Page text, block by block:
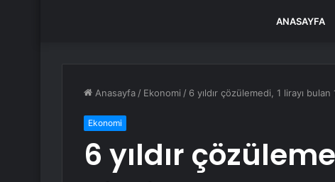
ANASAYFA
Anasayfa / Ekonomi / 6 yıldır çözülemedi, 1 lirayı
Ekonomi
6 yıldır